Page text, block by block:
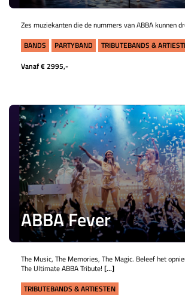
Zes muziekanten die de nummers van ABBA kunnen
BANDS
PARTYBAND
TRIBUTEBANDS &
Vanaf € 2995,-
ABBA Fever
The Music, The Memories, The Magic. Beleef het
The Ultimate ABBA Tribute! [...]
TRIBUTEBANDS & ARTIESTEN